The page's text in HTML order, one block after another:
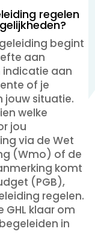
regelen
begint
aan
indicatie aan
of je
jouw situatie.
welke
jou
via de Wet
(Wmo) of de
komt
(PGB),
regelen.
GHL klaar om
in